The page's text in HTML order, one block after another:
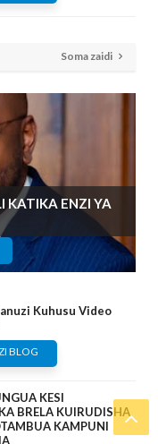
Soma zaidi
KATIKA ENZI YA
Kuhusu Video
BLOG
KESI
BRELA KUIRUDISHA
KAMPUNI